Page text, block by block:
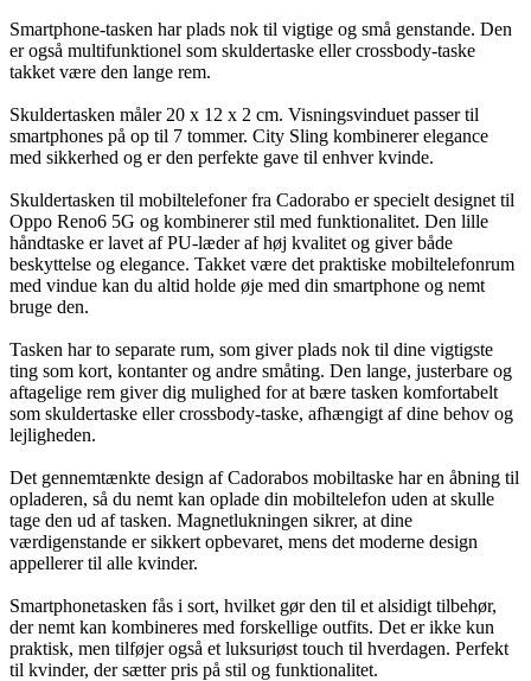
Smartphone-tasken har plads nok til vigtige og små genstande. Den
er også multifunktionel som skuldertaske eller crossbody-taske
takket være den lange rem.
Skuldertasken måler 20 x 12 x 2 cm. Visningsvinduet passer til
smartphones på op til 7 tommer. City Sling kombinerer elegance
med sikkerhed og er den perfekte gave til enhver kvinde.
Skuldertasken til mobiltelefoner fra Cadorabo er specielt designet til
Oppo Reno6 5G og kombinerer stil med funktionalitet. Den lille
håndtaske er lavet af PU-læder af høj kvalitet og giver både
beskyttelse og elegance. Takket være det praktiske mobiltelefonrum
med vindue kan du altid holde øje med din smartphone og nemt
bruge den.
Tasken har to separate rum, som giver plads nok til dine vigtigste
ting som kort, kontanter og andre småting. Den lange, justerbare og
aftagelige rem giver dig mulighed for at bære tasken komfortabelt
som skuldertaske eller crossbody-taske, afhængigt af dine behov og
lejligheden.
Det gennemtænkte design af Cadorabos mobiltaske har en åbning til
opladeren, så du nemt kan oplade din mobiltelefon uden at skulle
tage den ud af tasken. Magnetlukningen sikrer, at dine
værdigenstande er sikkert opbevaret, mens det moderne design
appellerer til alle kvinder.
Smartphonetasken fås i sort, hvilket gør den til et alsidigt tilbehør,
der nemt kan kombineres med forskellige outfits. Det er ikke kun
praktisk, men tilføjer også et luksuriøst touch til hverdagen. Perfekt
til kvinder, der sætter pris på stil og funktionalitet.